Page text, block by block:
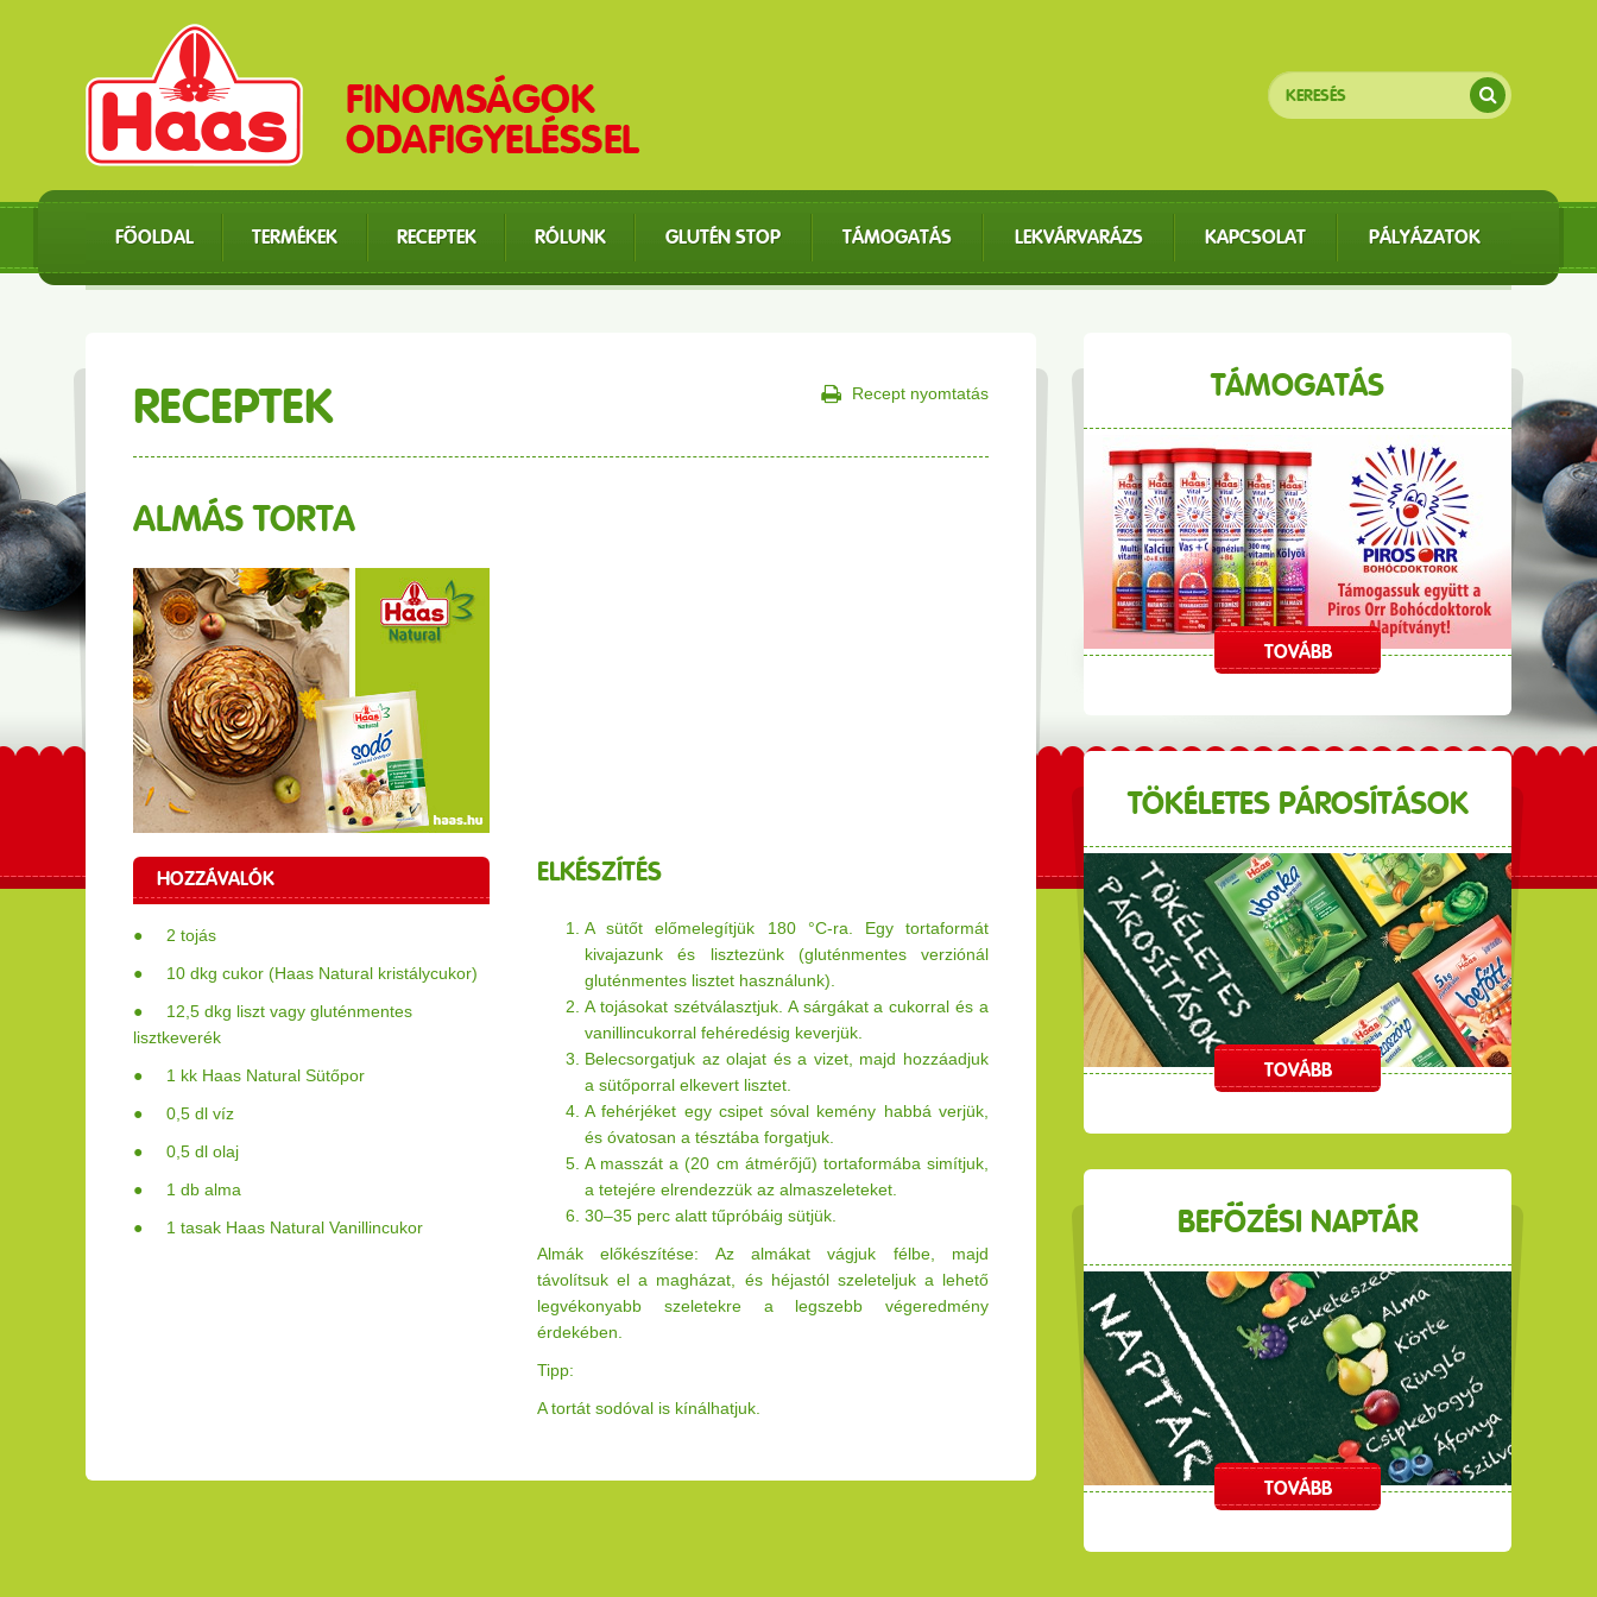
FŐOLDAL TERMÉKEK RECEPTEK RÓLUNK GLUTÉN STOP TÁMOGATÁS LEKVÁRVARÁZS KAPCSOLAT PÁLYÁZATOK
RECEPTEK Recept nyomtatás
ALMÁS TORTA
HOZZÁVALÓK
● 2 tojás
● 10 dkg cukor (Haas Natural kristálycukor)
● 12,5 dkg liszt vagy gluténmentes
lisztkeverék
● 1 kk Haas Natural Sütőpor
● 0,5 dl víz
● 0,5 dl olaj
● 1 db alma
● 1 tasak Haas Natural Vanillincukor
ELKÉSZÍTÉS
A sütőt előmelegítjük 180 °C-ra. Egy tortaformát
kivajazunk és lisztezünk (gluténmentes verziónál
gluténmentes lisztet használunk).
A tojásokat szétválasztjuk. A sárgákat a cukorral és a
vanillincukorral fehéredésig keverjük.
Belecsorgatjuk az olajat és a vizet, majd hozzáadjuk
a sütőporral elkevert lisztet.
A fehérjéket egy csipet sóval kemény habbá verjük,
és óvatosan a tésztába forgatjuk.
A masszát a (20 cm átmérőjű) tortaformába simítjuk,
a tetejére elrendezzük az almaszeleteket.
30–35 perc alatt tűpróbáig sütjük.
Almák előkészítése: Az almákat vágjuk félbe, majd
távolítsuk el a magházat, és héjastól szeleteljuk a lehető
legvékonyabb szeletekre a legszebb végeredmény
érdekében.
Tipp:
A tortát sodóval is kínálhatjuk.
TÁMOGATÁS
TOVÁBB
TÖKÉLETES PÁROSÍTÁSOK
TOVÁBB
BEFŐZÉSI NAPTÁR
TOVÁBB